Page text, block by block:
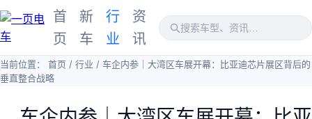
首
页
新
车
行
业
资
讯
当前位置： 首页 / 行业 / 车企内参｜大湾区车展开幕：比亚迪芯片展区背后的
垂直整合战略